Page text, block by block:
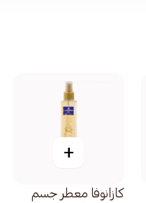
+
كازانوفا معطر جسم